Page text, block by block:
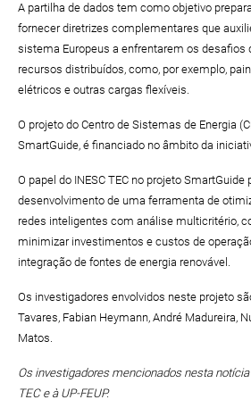
A partilha de dados tem como objetivo
fornecer diretrizes complementares que
sistema Europeus a enfrentarem os desafios
recursos distribuídos, como, por exemplo,
elétricos e outras cargas flexíveis.
O projeto do Centro de Sistemas de Energia
SmartGuide, é financiado no âmbito da
O papel do INESC TEC no projeto SmartGuide
desenvolvimento de uma ferramenta de
redes inteligentes com análise multicritério,
minimizar investimentos e custos de
integração de fontes de energia renovável.
Os investigadores envolvidos neste projeto
Tavares, Fabian Heymann, André Madureira,
Matos.
Os investigadores mencionados nesta
TEC e à UP-FEUP.